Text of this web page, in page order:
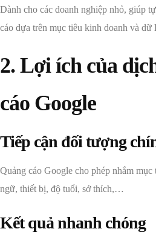
Dành cho các doanh nghiệp nhỏ, giúp
cáo dựa trên mục tiêu kinh doanh và dữ
2. Lợi ích của
cáo Google
Tiếp cận đối tượng
Quảng cáo Google cho phép nhắm
ngữ, thiết bị, độ tuổi, sở thích,…
Kết quả nhanh chóng